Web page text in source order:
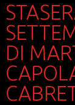
DI